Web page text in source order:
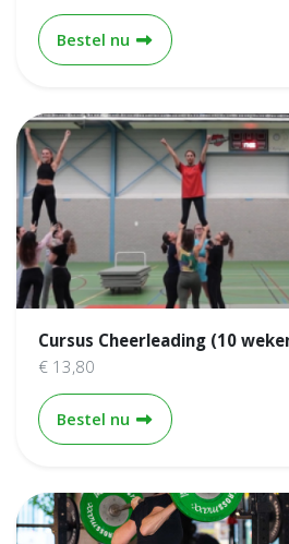
Bestel nu Cursus Aerial
Cursus Cheerleading (10
€ 13,80
Bestel nu Cursus